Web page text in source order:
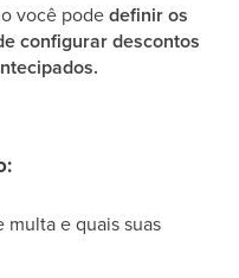
você podedefinir os
configurar descontos
multa e quais suas